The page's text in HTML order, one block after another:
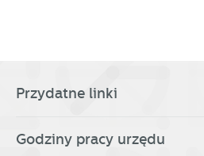
Przydatne linki
Godziny pracy urzędu